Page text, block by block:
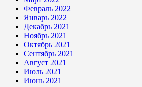
Февраль 2022
Январь 2022
Декабрь 2021
Ноябрь 2021
Октябрь 2021
Сентябрь 2021
Август 2021
Июль 2021
Июнь 2021